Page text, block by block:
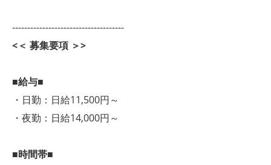
-------------------------------------
<＜ 募集要項 ＞>
■給与■
・日勤：日給11,500円～
・夜勤：日給14,000円～
■時間帯■